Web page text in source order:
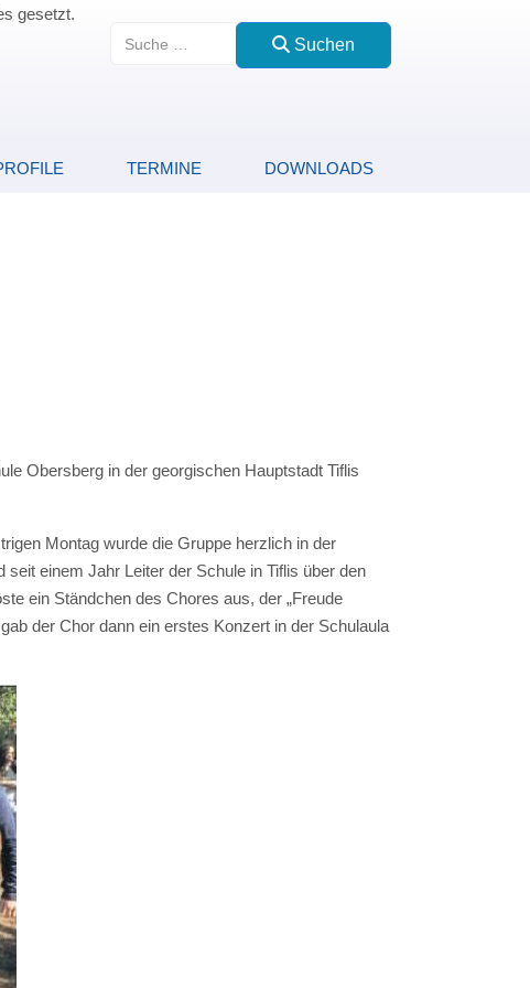
Suchen
Suchen
TERMINE DOWNLOADS
Obersberg in der georgischen Hauptstadt Tiflis
Montag wurde die Gruppe herzlich in der
einem Jahr Leiter der Schule in Tiflis über den
ein Ständchen des Chores aus, der „Freude
der Chor dann ein erstes Konzert in der Schulaula
gesetzt.